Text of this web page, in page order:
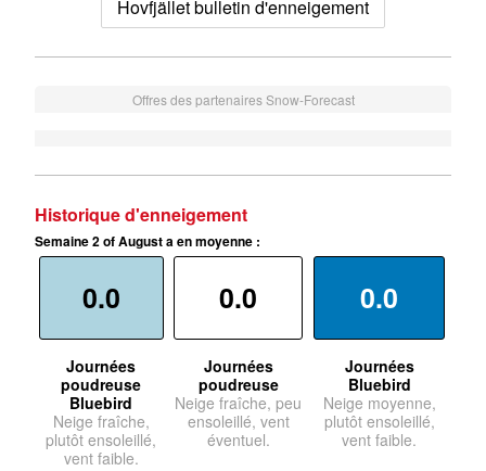
Hovfjället bulletin d'enneigement
Offres des partenaires Snow-Forecast
Historique d'enneigement
Semaine 2 of August a en moyenne :
0.0
Journées
poudreuse
Bluebird
Neige fraîche,
plutôt ensoleillé,
vent faible.
0.0
Journées
poudreuse
Neige fraîche, peu
ensoleillé, vent
éventuel.
0.0
Journées
Bluebird
Neige moyenne,
plutôt ensoleillé,
vent faible.